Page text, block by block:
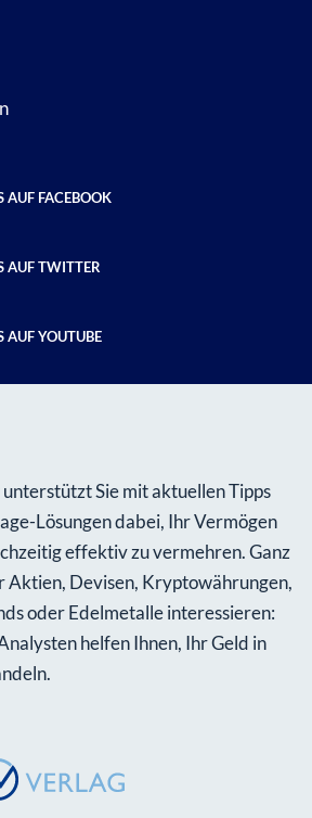
AUF FACEBOOK
AUF TWITTER
AUF YOUTUBE
Sie mit aktuellen Tipps
Lösungen dabei, Ihr Vermögen
effektiv zu vermehren. Ganz
Aktien, Devisen, Kryptowährungen,
oder Edelmetalle interessieren:
helfen Ihnen, Ihr Geld in